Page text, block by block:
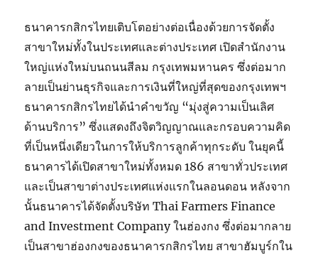
ธนาคารกสิกรไทยเติบโตอย่างต่อเนื่องด้วยการจัดตั้ง
สาขาใหม่ทั้งในประเทศและต่างประเทศ เปิดสำนักงาน
ใหญ่แห่งใหม่บนถนนสีลม กรุงเทพมหานคร ซึ่งต่อมาก
ลายเป็นย่านธุรกิจและการเงินที่ใหญ่ที่สุดของกรุงเทพฯ
ธนาคารกสิกรไทยได้นำคำขวัญ “มุ่งสู่ความเป็นเลิศ
ด้านบริการ” ซึ่งแสดงถึงจิตวิญญาณและกรอบความคิด
ที่เป็นหนึ่งเดียวในการให้บริการลูกค้าทุกระดับ ในยุคนี้
ธนาคารได้เปิดสาขาใหม่ทั้งหมด 186 สาขาทั่วประเทศ
และเป็นสาขาต่างประเทศแห่งแรกในลอนดอน หลังจาก
นั้นธนาคารได้จัดตั้งบริษัท Thai Farmers Finance
and Investment Company ในฮ่องกง ซึ่งต่อมากลาย
เป็นสาขาฮ่องกงของธนาคารกสิกรไทย สาขาฮัมบูร์กใน